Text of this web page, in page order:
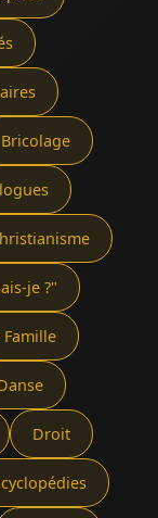
Bricolage
je ?"
Droit